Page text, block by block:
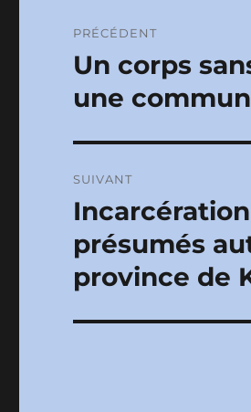
de
l’article
PRÉCÉDENT
Publication
Un corps
une
SUIVANT
Publication
suivante :
présumés
province de